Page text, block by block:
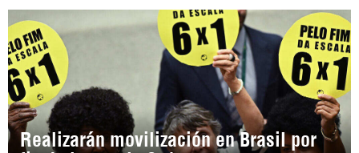
Realizarán movilización en Brasil por